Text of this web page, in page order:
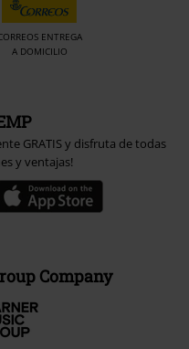
ENTREGA
A DOMICILIO
GRATIS y disfruta de todas
y ventajas!
Company